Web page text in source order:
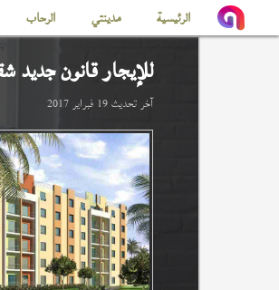
الرئيسية مدينتي الرحاب
للإيجار قانون
آخر تحديث19 فبراير 2017